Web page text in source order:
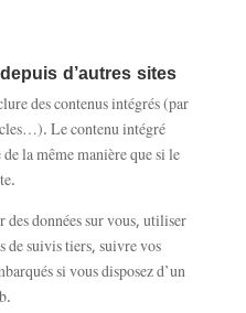
d’autres sites
des contenus intégrés (par
Le contenu intégré
la même manière que si le
données sur vous, utiliser
de suivis tiers, suivre vos
si vous disposez d’un